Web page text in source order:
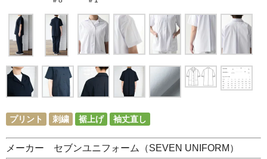
プリント 刺繍 裾上げ 袖丈直し
メーカー セブンユニフォーム（SEVEN UNIFORM）